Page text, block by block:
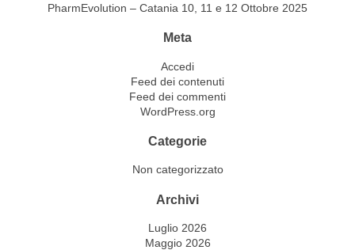
PharmEvolution – Catania 10, 11 e 12 Ottobre 2025
Meta
Accedi
Feed dei contenuti
Feed dei commenti
WordPress.org
Categorie
Non categorizzato
Archivi
Luglio 2026
Maggio 2026